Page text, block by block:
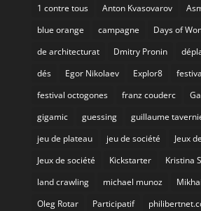
1 contre tous Anton Kvasovarov
blue orange
campagne
Days of
de architecturat
Dmitry Pronin
dés
Egor Nikolaev Explor8
festival octogones
franz couderc
gigamic
guessing guillaume
jeu de plateau
jeu de société
Jeux
Jeux de société
Kickstarter
Kristina
land crawling
michael munoz
Oleg Rotar
Participatif